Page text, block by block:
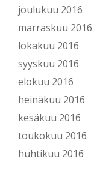
joulukuu 2016
marraskuu 2016
lokakuu 2016
syyskuu 2016
elokuu 2016
heinäkuu 2016
kesäkuu 2016
toukokuu 2016
huhtikuu 2016